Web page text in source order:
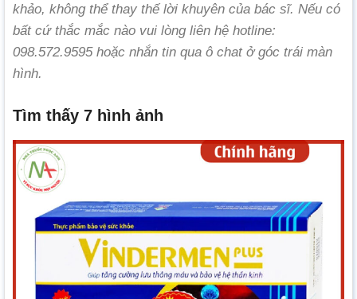
khảo, không thể thay thế lời khuyên của bác sĩ. Nếu có
bất cứ thắc mắc nào vui lòng liên hệ hotline:
098.572.9595 hoặc nhắn tin qua ô chat ở góc trái màn
hình.
Tìm thấy 7 hình ảnh